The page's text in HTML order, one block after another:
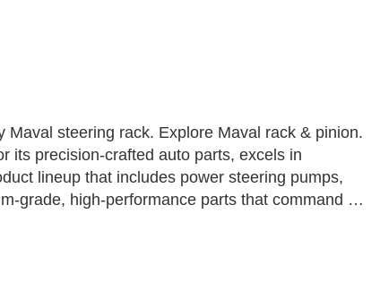
steering rack. Explore Maval rack & pinion.
its precision-crafted auto parts, excels in
lineup that includes power steering pumps,
grade, high-performance parts that command a